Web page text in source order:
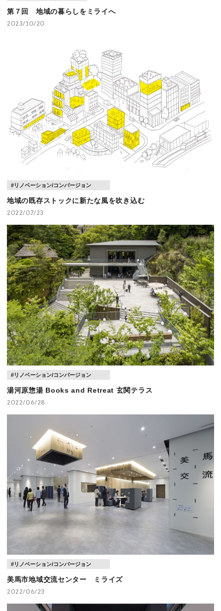
第７回 地域の暮らしをミライへ
2023/10/20
第２回 RIA_TALK ～地域の暮らしをミライへー地域の
#リノベーション/コンバージョン
地域の既存ストックに新たな風を吹き込む
2022/07/23
第２回 RIA_TALK ～地域の暮らしをミライへー地域の
価値を紡ぐー～
#リノベーション/コンバージョン
湯河原惣湯 Books and Retreat 玄関テラス
2022/06/28
第２回 RIA_TALK ～地域の暮らしをミライへー地域の
価値を紡ぐー～
#リノベーション/コンバージョン
美馬市地域交流センター ミライズ
2022/06/23